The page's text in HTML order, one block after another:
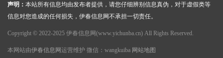
声明： 本站所有信息均由发布者提供，请您仔细辨别信息真伪，对于虚假类等
信息对您造成的任何损失，伊春信息网不承担一切责任。
Copyright © 2022-2025 伊春信息网(www.yichunba.cn) All Rights Reserved.
本网站由伊春信息网 运营维护 微信：wangkuiba 网站地图